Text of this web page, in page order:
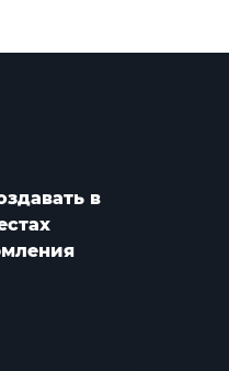
в